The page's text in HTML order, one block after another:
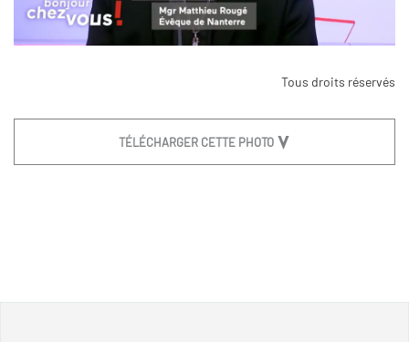
Tous droits réservés
TÉLÉCHARGER CETTE PHOTO